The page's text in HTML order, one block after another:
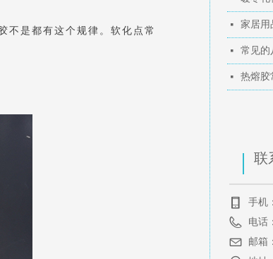
넷
넷
넷
联
手机：
电话：
邮箱：
不是都有这个规律。软化点常